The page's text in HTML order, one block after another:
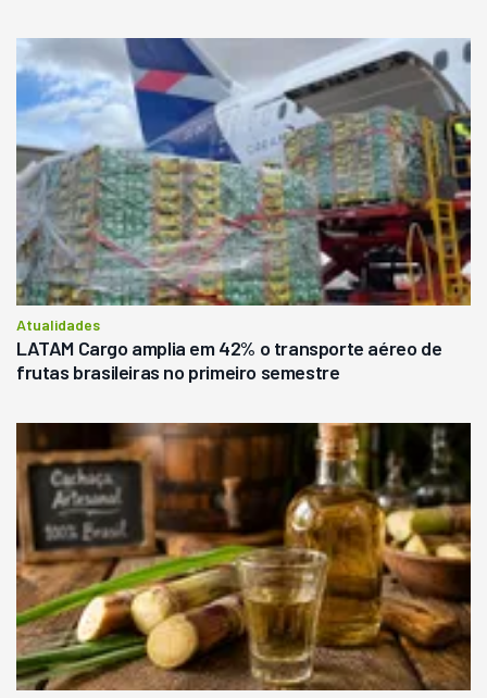
Atualidades
LATAM Cargo amplia em 42% o transporte aéreo de
frutas brasileiras no primeiro semestre